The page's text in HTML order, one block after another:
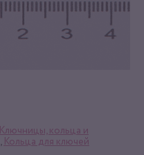
Ключницы, кольца и
, Кольца для ключей